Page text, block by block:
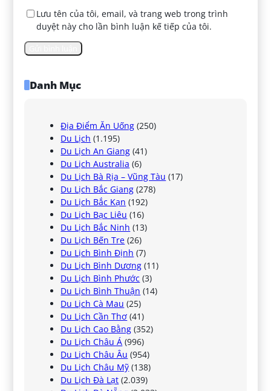
Lưu tên của tôi, email, và trang web trong trình
duyệt này cho lần bình luận kế tiếp của tôi.
Danh Mục
Địa Điểm Ăn Uống (250)
Du Lịch (1.195)
Du Lịch An Giang (41)
Du Lịch Australia (6)
Du Lịch Bà Rịa – Vũng Tàu (17)
Du Lịch Bắc Giang (278)
Du Lịch Bắc Kạn (192)
Du Lịch Bạc Liêu (16)
Du Lịch Bắc Ninh (13)
Du Lịch Bến Tre (26)
Du Lịch Bình Định (7)
Du Lịch Bình Dương (11)
Du Lịch Bình Phước (3)
Du Lịch Bình Thuận (14)
Du Lịch Cà Mau (25)
Du Lịch Cần Thơ (41)
Du Lịch Cao Bằng (352)
Du Lịch Châu Á (996)
Du Lịch Châu Âu (954)
Du Lịch Châu Mỹ (138)
Du Lịch Đà Lạt (2.039)